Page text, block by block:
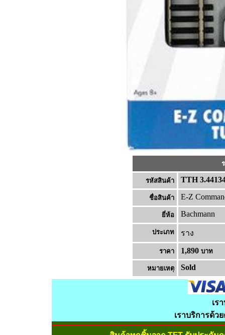
รหัสสินค้า TTH
ชื่อสินค้า E-Z
ยี่ห้อ Bachmann
ประเภท ราง
ราคา 1,890 บาท
หมายเหต Sold
เร
เราบริการด้ว